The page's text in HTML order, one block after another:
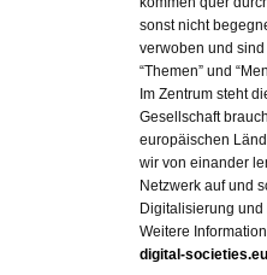
sonst nicht
verwoben und sind
“Themen” und
Im Zentrum steht
Gesellschaft
europäischen
wir von einander
Netzwerk auf und
Digitalisierung
Weitere
digital-societies.eu